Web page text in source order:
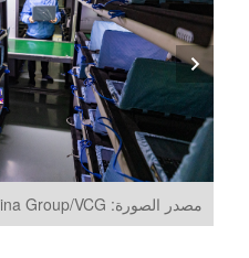
مصدر الصورة: Visual China Group/VCG